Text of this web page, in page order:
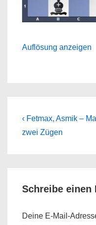
Auflösung anzeigen
Previous
Post
‹ Fetmax, Asmik –
zwei Zügen
Schreibe einen
Deine E-Mail-